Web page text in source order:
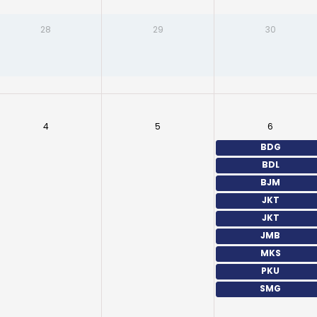
28 29 30
4 5
6
BDG
BDL
BJM
JKT
JKT
JMB
MKS
PKU
SMG